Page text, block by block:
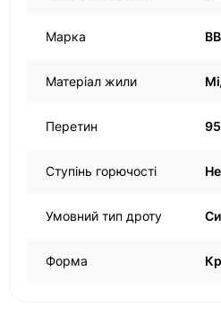
Марка
Матеріал жили
Перетин
Ступінь горючості
Умовний тип дроту
Форма